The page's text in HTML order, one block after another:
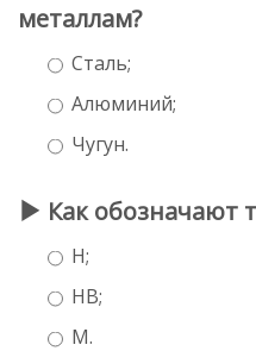
металлам?
Сталь;
Алюминий;
Чугун.
Как обозначают
H;
НВ;
М.